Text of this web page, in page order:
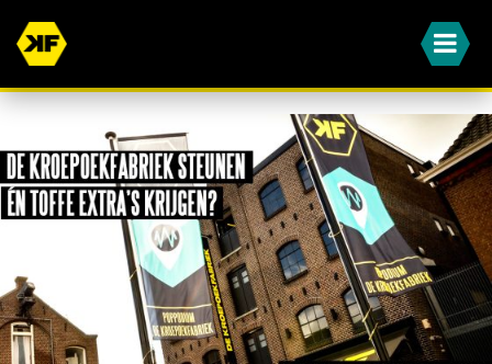
WORD JIJ OOK EEN VAN ONZE DIKKE VRIENDEN?